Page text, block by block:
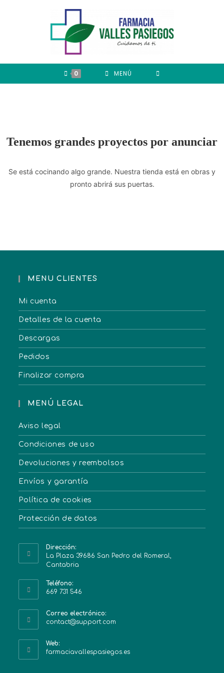
0 MENÚ
Tenemos grandes proyectos por anunciar
Se está cocinando algo grande. Nuestra tienda está en obras y
pronto abrirá sus puertas.
MENU CLIENTES
Mi cuenta
Detalles de la cuenta
Descargas
Pedidos
Finalizar compra
MENÚ LEGAL
Aviso legal
Condiciones de uso
Devoluciones y reembolsos
Envíos y garantía
Política de cookies
Protección de datos
Dirección:
La Plaza 39686 San Pedro del Romeral,
Cantabria
Teléfono:
669 731 546
Correo electrónico:
contact@support.com
Web:
farmaciavallespasiegos.es